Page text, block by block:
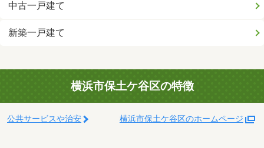
中古一戸建て
新築一戸建て
横浜市保土ケ谷区の特徴
公共サービスや治安 横浜市保土ケ谷区のホームページ